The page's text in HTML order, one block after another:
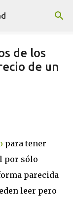
de los
de un
para tener
por sólo
parecida
leer pero